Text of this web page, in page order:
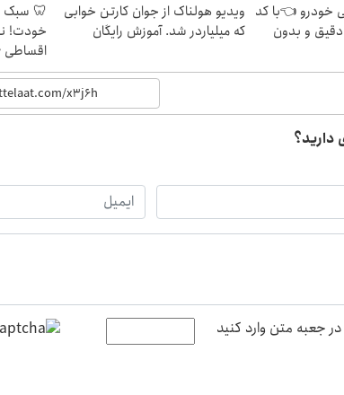
خودرو 👈با کد
و بدون
ویدیو هولناک از جوان کارتن خوابی
که میلیاردر شد. آموزش رایگان
🦷 سبک
خودت!
اقساطی
جعبه متن وارد کنید